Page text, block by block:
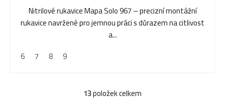
Nitrilové rukavice Mapa Solo 967 – precizní montážní
rukavice navržené pro jemnou práci s důrazem na citlivost
a...
6
7 8 9
O
13položek celkem